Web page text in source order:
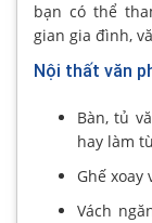
bạn có thể
gian gia đình,
Nội thất văn
Bàn, tủ
hay làm
Ghế xoay
Vách